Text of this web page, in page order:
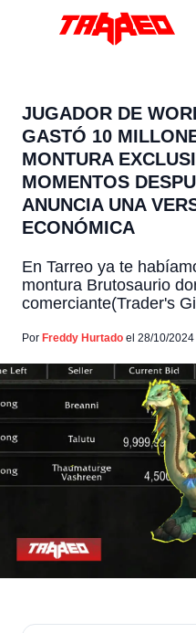
JUGADOR DE
GASTÓ 10
MONTURA
MOMENTOS
ANUNCIA UNA
ECONÓMICA
En Tarreo ya te
montura Brutosaurio
comerciante(Trader's
dólares, que, aunque
luciendo su imponente
en medio de este
Por Freddy Hurtado el 28/10/2024